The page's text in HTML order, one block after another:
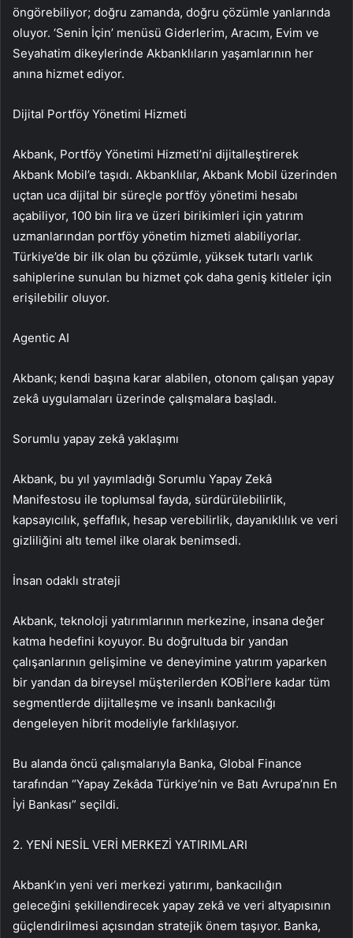
öngörebiliyor; doğru zamanda, doğru çözümle yanlarında
oluyor. ‘Senin İçin’ menüsü Giderlerim, Aracım, Evim ve
Seyahatim dikeylerinde Akbanklıların yaşamlarının her
anına hizmet ediyor.
Dijital Portföy Yönetimi Hizmeti
Akbank, Portföy Yönetimi Hizmeti’ni dijitalleştirerek
Akbank Mobil’e taşıdı. Akbanklılar, Akbank Mobil üzerinden
uçtan uca dijital bir süreçle portföy yönetimi hesabı
açabiliyor, 100 bin lira ve üzeri birikimleri için yatırım
uzmanlarından portföy yönetim hizmeti alabiliyorlar.
Türkiye’de bir ilk olan bu çözümle, yüksek tutarlı varlık
sahiplerine sunulan bu hizmet çok daha geniş kitleler için
erişilebilir oluyor.
Agentic AI
Akbank; kendi başına karar alabilen, otonom çalışan yapay
zekâ uygulamaları üzerinde çalışmalara başladı.
Sorumlu yapay zekâ yaklaşımı
Akbank, bu yıl yayımladığı Sorumlu Yapay Zekâ
Manifestosu ile toplumsal fayda, sürdürülebilirlik,
kapsayıcılık, şeffaflık, hesap verebilirlik, dayanıklılık ve veri
gizliliğini altı temel ilke olarak benimsedi.
İnsan odaklı strateji
Akbank, teknoloji yatırımlarının merkezine, insana değer
katma hedefini koyuyor. Bu doğrultuda bir yandan
çalışanlarının gelişimine ve deneyimine yatırım yaparken
bir yandan da bireysel müşterilerden KOBİ’lere kadar tüm
segmentlerde dijitalleşme ve insanlı bankacılığı
dengeleyen hibrit modeliyle farklılaşıyor.
Bu alanda öncü çalışmalarıyla Banka, Global Finance
tarafından “Yapay Zekâda Türkiye’nin ve Batı Avrupa’nın En
İyi Bankası” seçildi.
2. YENİ NESİL VERİ MERKEZİ YATIRIMLARI
Akbank’ın yeni veri merkezi yatırımı, bankacılığın
geleceğini şekillendirecek yapay zekâ ve veri altyapısının
güçlendirilmesi açısından stratejik önem taşıyor. Banka,